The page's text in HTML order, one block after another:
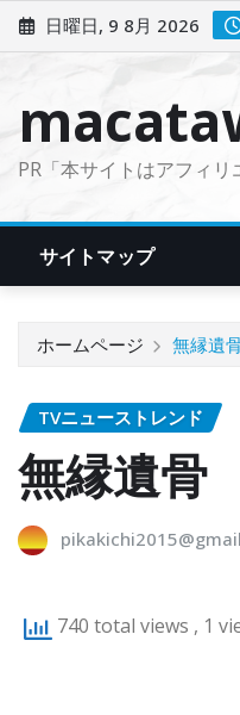
ン
日曜日, 9 8月 2026
PR「本サイトはアフィリ
サイトマップ
ホームページ 無縁遺
TVニューストレンド
無縁遺骨
740 total views , 1